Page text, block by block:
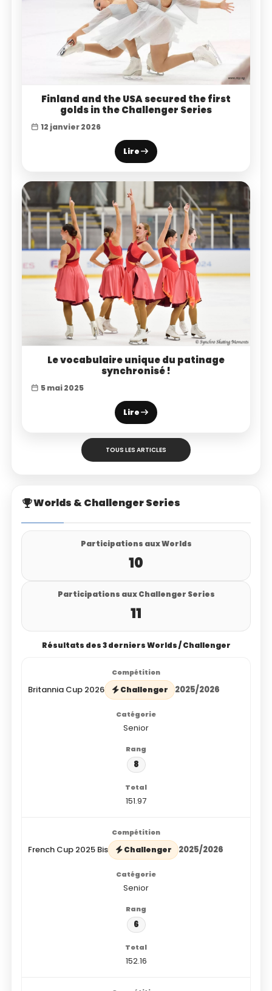
Finland and the USA secured the first
golds in the Challenger Series
12 janvier 2026
Lire
Le vocabulaire unique du patinage
synchronisé !
5 mai 2025
Lire
TOUS LES ARTICLES
Worlds & Challenger Series
Participations aux Worlds
10
Participations aux Challenger Series
11
Résultats des 3 derniers Worlds / Challenger
Britannia Cup 2026 Challenger 2025/2026
Senior
8
151.97
French Cup 2025 Bis Challenger 2025/2026
Senior
6
152.16